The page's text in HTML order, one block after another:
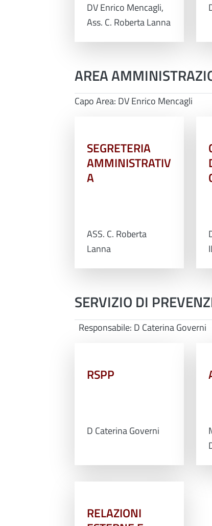
DV Enrico Mencagli,
Ass. C. Roberta Lanna
AREA
Capo Area: DV Enrico Mencagli
SEGRETERIA
AMMINISTRATIV
A
ASS. C. Roberta
Lanna
SERVIZIO DI
Responsabile: D Caterina Governi
RSPP
D Caterina Governi
RELAZIONI